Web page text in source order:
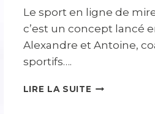
Le sport en ligne de
c’est un concept lancé
Alexandre et Antoine,
sportifs….
LIRE LA SUITE ACS